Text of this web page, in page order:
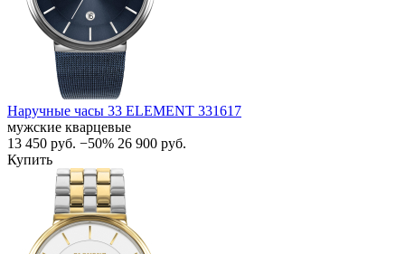
Наручные часы 33 ELEMENT 331617
мужские кварцевые
13 450 руб. −50% 26 900 руб.
Купить